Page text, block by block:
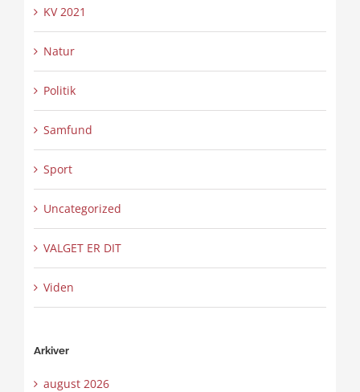
KV 2021
Natur
Politik
Samfund
Sport
Uncategorized
VALGET ER DIT
Viden
Arkiver
august 2026